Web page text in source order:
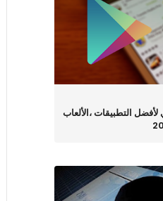
التطبيقات ،الألعاب